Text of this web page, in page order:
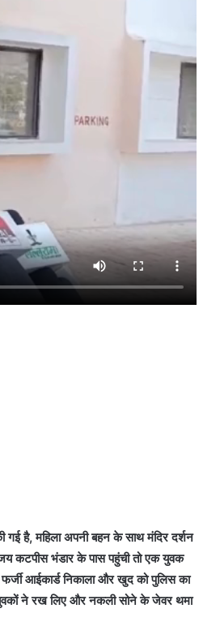
है, महिला अपनी बहन के साथ मंदिर दर्शन
कटपीस भंडार के पास पहुंची तो एक युवक
आईकार्ड निकाला और खुद को पुलिस का
ने रख लिए और नकली सोने के जेवर थमा